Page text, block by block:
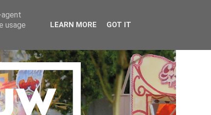
usage
LEARN MORE GOT IT